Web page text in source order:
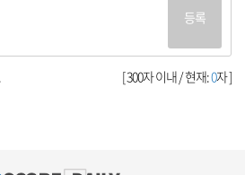
등록
[ 300자 이내 / 현재:0자 ]